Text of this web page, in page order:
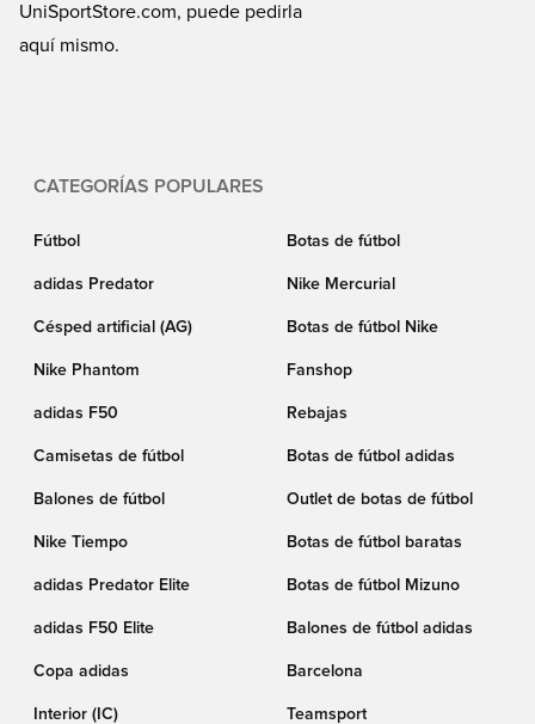
UniSportStore.com, puede pedirla
aquí mismo.
CATEGORÍAS POPULARES
Fútbol Botas de fútbol
adidas Predator Nike Mercurial
Césped artificial (AG) Botas de fútbol Nike
Nike Phantom Fanshop
adidas F50 Rebajas
Camisetas de fútbol Botas de fútbol adidas
Balones de fútbol Outlet de botas de fútbol
Nike Tiempo Botas de fútbol baratas
adidas Predator Elite Botas de fútbol Mizuno
adidas F50 Elite Balones de fútbol adidas
Copa adidas Barcelona
Interior (IC) Teamsport